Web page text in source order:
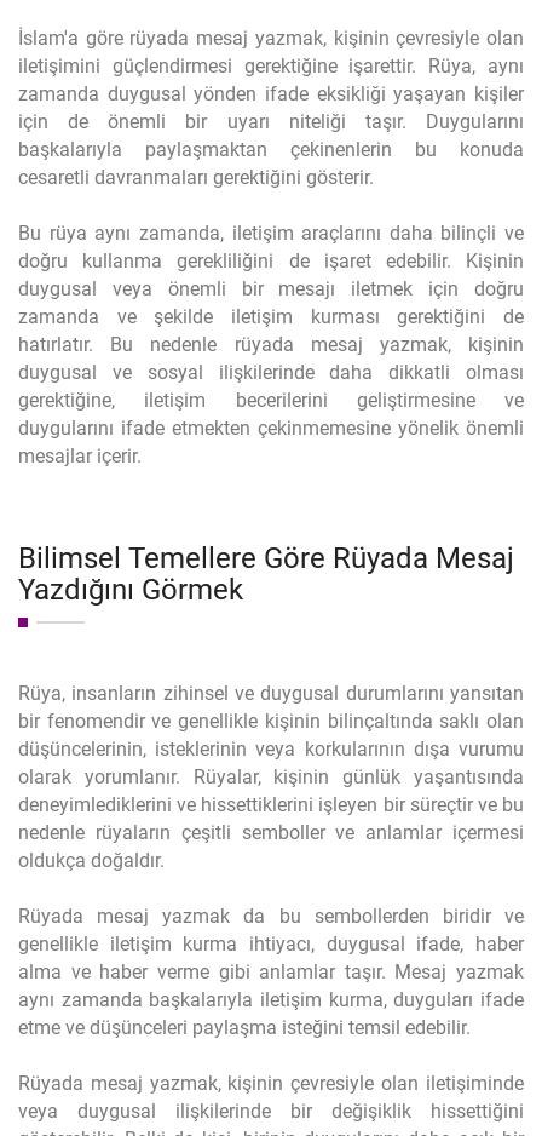
İslam'a göre rüyada mesaj yazmak, kişinin çevresiyle olan
iletişimini güçlendirmesi gerektiğine işarettir. Rüya, aynı
zamanda duygusal yönden ifade eksikliği yaşayan kişiler
için de önemli bir uyarı niteliği taşır. Duygularını
başkalarıyla paylaşmaktan çekinenlerin bu konuda
cesaretli davranmaları gerektiğini gösterir.
Bu rüya aynı zamanda, iletişim araçlarını daha bilinçli ve
doğru kullanma gerekliliğini de işaret edebilir. Kişinin
duygusal veya önemli bir mesajı iletmek için doğru
zamanda ve şekilde iletişim kurması gerektiğini de
hatırlatır. Bu nedenle rüyada mesaj yazmak, kişinin
duygusal ve sosyal ilişkilerinde daha dikkatli olması
gerektiğine, iletişim becerilerini geliştirmesine ve
duygularını ifade etmekten çekinmemesine yönelik önemli
mesajlar içerir.
Bilimsel Temellere Göre Rüyada Mesaj
Yazdığını Görmek
Rüya, insanların zihinsel ve duygusal durumlarını yansıtan
bir fenomendir ve genellikle kişinin bilinçaltında saklı olan
düşüncelerinin, isteklerinin veya korkularının dışa vurumu
olarak yorumlanır. Rüyalar, kişinin günlük yaşantısında
deneyimlediklerini ve hissettiklerini işleyen bir süreçtir ve bu
nedenle rüyaların çeşitli semboller ve anlamlar içermesi
oldukça doğaldır.
Rüyada mesaj yazmak da bu sembollerden biridir ve
genellikle iletişim kurma ihtiyacı, duygusal ifade, haber
alma ve haber verme gibi anlamlar taşır. Mesaj yazmak
aynı zamanda başkalarıyla iletişim kurma, duyguları ifade
etme ve düşünceleri paylaşma isteğini temsil edebilir.
Rüyada mesaj yazmak, kişinin çevresiyle olan iletişiminde
veya duygusal ilişkilerinde bir değişiklik hissettiğini